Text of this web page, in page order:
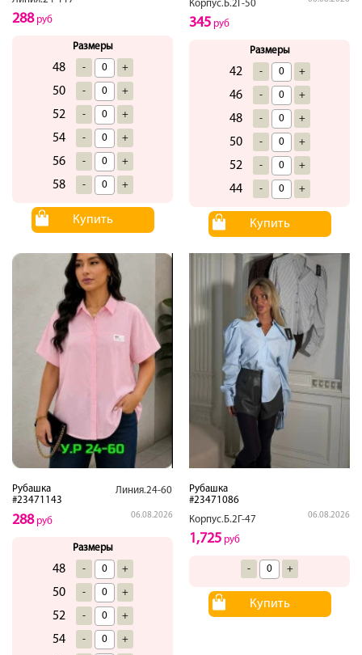
288руб
Размеры
48 - +
50 - +
52 - +
54 - +
56 - +
58 - +
Купить
Корпус.Б.2Г-50
345 руб
Размеры
42 - +
46 - +
48 - +
50 - +
52 - +
44 - +
Купить
Рубашка
#23471143
Линия.24-60
06.08.2026
288руб
Размеры
48 - +
50 - +
52 - +
54 - +
Рубашка
#23471086
Корпус.Б.2Г-47
06.08.2026
1,725 руб
- +
Купить